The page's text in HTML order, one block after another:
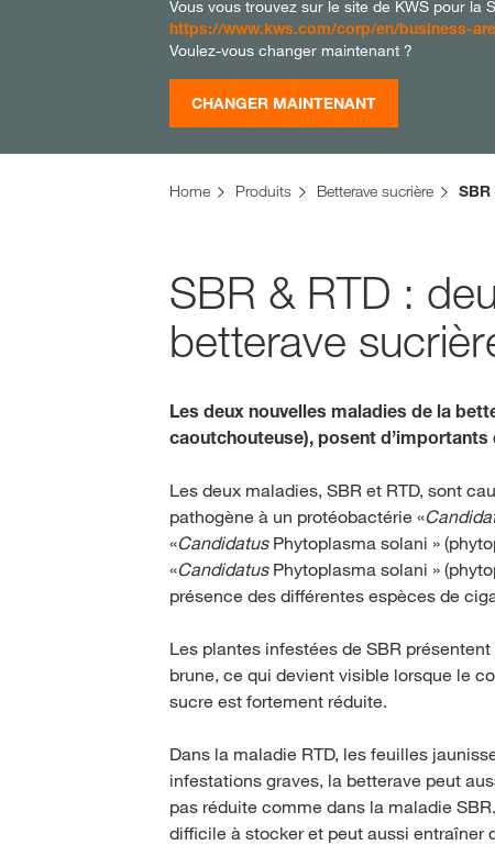
Vous vous trouvez sur le site de KWS pour la
https://www.kws.com/corp/en/business-
Voulez-vous changer maintenant ?
CHANGER MAINTENANT
Home Produits Betterave sucrière SBR
SBR & RTD :
betterave
Les deux nouvelles maladies de la
caoutchouteuse), posent
Les deux maladies, SBR et RTD, sont
pathogène à un protéobactérie «
«Candidatus Phytoplasma solani »
«Candidatus Phytoplasma solani »
présence des différentes espèces de
Les plantes infestées de SBR
brune, ce qui devient visible lorsque le
sucre est fortement réduite.
Dans la maladie RTD, les feuilles
infestations graves, la betterave peut
pas réduite comme dans la maladie
difficile à stocker et peut aussi entraîner